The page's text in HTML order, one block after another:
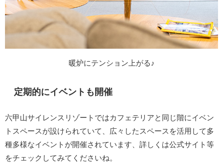
暖炉にテンション上がる♪
定期的にイベントも開催
六甲山サイレンスリゾートではカフェテリアと同じ階にイベン
トスペースが設けられていて、広々したスペースを活用して多
種多様なイベントが開催されています、詳しくは公式サイト等
をチェックしてみてくださいね。